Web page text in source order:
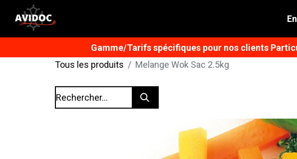
Gamme/Tarifs spécifiques pour nos clients
Tous les produits
Melange Wok Sac 2.5kg